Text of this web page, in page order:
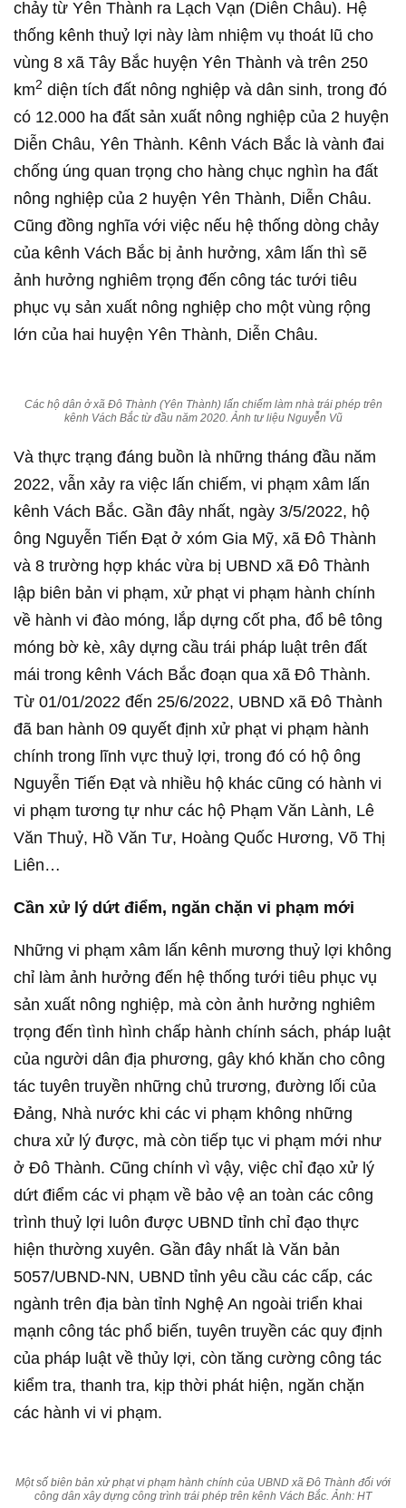
chảy từ Yên Thành ra Lạch Vạn (Diễn Châu). Hệ
thống kênh thuỷ lợi này làm nhiệm vụ thoát lũ cho
vùng 8 xã Tây Bắc huyện Yên Thành và trên 250
km2 diện tích đất nông nghiệp và dân sinh, trong đó
có 12.000 ha đất sản xuất nông nghiệp của 2 huyện
Diễn Châu, Yên Thành. Kênh Vách Bắc là vành đai
chống úng quan trọng cho hàng chục nghìn ha đất
nông nghiệp của 2 huyện Yên Thành, Diễn Châu.
Cũng đồng nghĩa với việc nếu hệ thống dòng chảy
của kênh Vách Bắc bị ảnh hưởng, xâm lấn thì sẽ
ảnh hưởng nghiêm trọng đến công tác tưới tiêu
phục vụ sản xuất nông nghiệp cho một vùng rộng
lớn của hai huyện Yên Thành, Diễn Châu.
Các hộ dân ở xã Đô Thành (Yên Thành) lấn chiếm làm nhà trái phép trên
kênh Vách Bắc từ đầu năm 2020. Ảnh tư liệu Nguyễn Vũ
Và thực trạng đáng buồn là những tháng đầu năm
2022, vẫn xảy ra việc lấn chiếm, vi phạm xâm lấn
kênh Vách Bắc. Gần đây nhất, ngày 3/5/2022, hộ
ông Nguyễn Tiến Đạt ở xóm Gia Mỹ, xã Đô Thành
và 8 trường hợp khác vừa bị UBND xã Đô Thành
lập biên bản vi phạm, xử phạt vi phạm hành chính
về hành vi đào móng, lắp dựng cốt pha, đổ bê tông
móng bờ kè, xây dựng cầu trái pháp luật trên đất
mái trong kênh Vách Bắc đoạn qua xã Đô Thành.
Từ 01/01/2022 đến 25/6/2022, UBND xã Đô Thành
đã ban hành 09 quyết định xử phạt vi phạm hành
chính trong lĩnh vực thuỷ lợi, trong đó có hộ ông
Nguyễn Tiến Đạt và nhiều hộ khác cũng có hành vi
vi phạm tương tự như các hộ Phạm Văn Lành, Lê
Văn Thuỷ, Hồ Văn Tư, Hoàng Quốc Hương, Võ Thị
Liên…
Cần xử lý dứt điểm, ngăn chặn vi phạm mới
Những vi phạm xâm lấn kênh mương thuỷ lợi không
chỉ làm ảnh hưởng đến hệ thống tưới tiêu phục vụ
sản xuất nông nghiệp, mà còn ảnh hưởng nghiêm
trọng đến tình hình chấp hành chính sách, pháp luật
của người dân địa phương, gây khó khăn cho công
tác tuyên truyền những chủ trương, đường lối của
Đảng, Nhà nước khi các vi phạm không những
chưa xử lý được, mà còn tiếp tục vi phạm mới như
ở Đô Thành. Cũng chính vì vậy, việc chỉ đạo xử lý
dứt điểm các vi phạm về bảo vệ an toàn các công
trình thuỷ lợi luôn được UBND tỉnh chỉ đạo thực
hiện thường xuyên. Gần đây nhất là Văn bản
5057/UBND-NN, UBND tỉnh yêu cầu các cấp, các
ngành trên địa bàn tỉnh Nghệ An ngoài triển khai
mạnh công tác phổ biến, tuyên truyền các quy định
của pháp luật về thủy lợi, còn tăng cường công tác
kiểm tra, thanh tra, kịp thời phát hiện, ngăn chặn
các hành vi vi phạm.
Một số biên bản xử phạt vi phạm hành chính của UBND xã Đô Thành đối với
công dân xây dựng công trình trái phép trên kênh Vách Bắc. Ảnh: HT